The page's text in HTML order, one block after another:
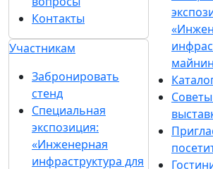
04 февраля 2026
12345...
Контакты
Все контакты